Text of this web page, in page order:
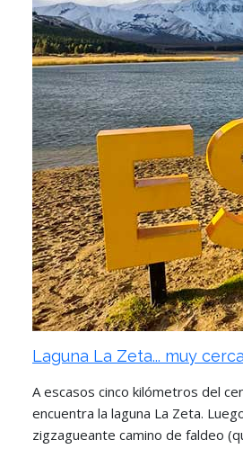
Laguna La Zeta... muy
A escasos cinco kilómetros del
encuentra la laguna La Zeta.
zigzagueante camino de faldeo